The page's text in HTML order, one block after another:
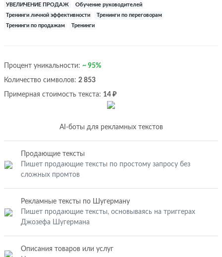
УВЕЛИЧЕНИЕ ПРОДАЖ Обучение руководителей
Тренинги личной эффективности Тренинги по переговорам
Тренинги по продажам Тренинги
Процент уникальности: ~ 95%
Количество символов: 2 853
Примерная стоимость текста: 14 ₽
AI-боты для рекламных текстов
Продающие тексты
Пишет продающие тексты по простому запросу без
сложных промтов
Рекламные тексты по Шугерману
Пишет продающие тексты, основываясь на триггерах
Джозефа Шугермана
Описания товаров или услуг